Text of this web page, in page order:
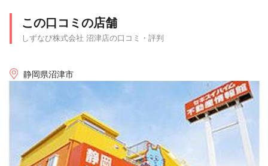
この口コミの店舗
しずなび株式会社 沼津店の口コミ・評判
静岡県沼津市